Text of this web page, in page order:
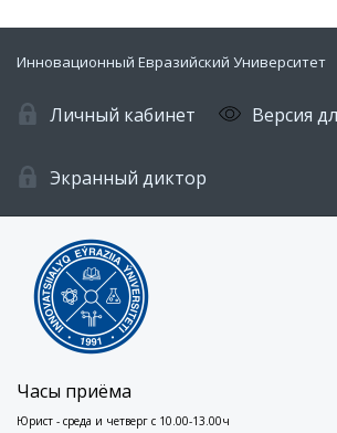
Инновационный Евразийский Университет
Личный кабинет Версия
Экранный диктор
Часы приёма
Юрист - среда и четверг с 10.00-13.00ч